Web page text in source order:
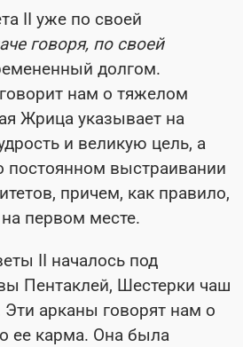
II уже по своей
говоря, по своей
долгом.
нам о тяжелом
Жрица указывает на
и великую цель, а
постоянном выстраивании
причем, как правило,
первом месте.
II началось под
Пентаклей, Шестерки чаш
арканы говорят нам о
ее карма. Она была